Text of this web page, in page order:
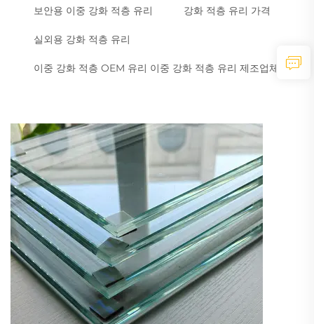
보안용 이중 강화 적층 유리 강화 적층 유리 가격
실외용 강화 적층 유리
이중 강화 적층 OEM 유리 이중 강화 적층 유리 제조업체